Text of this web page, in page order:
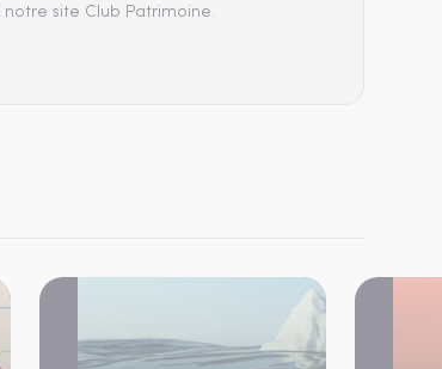
site Club Patrimoine.